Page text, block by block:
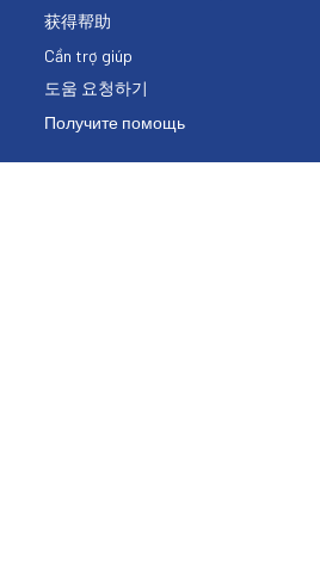
获得帮助
Cần trợ giúp
도움 요청하기
Получите помощь